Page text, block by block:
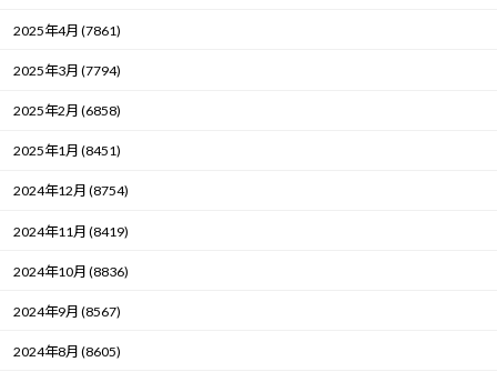
2025年4月 (7861)
2025年3月 (7794)
2025年2月 (6858)
2025年1月 (8451)
2024年12月 (8754)
2024年11月 (8419)
2024年10月 (8836)
2024年9月 (8567)
2024年8月 (8605)